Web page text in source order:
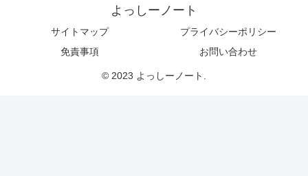
よっしーノート
サイトマップ
プライバシーポリシー
免責事項
お問い合わせ
© 2023 よっしーノート.